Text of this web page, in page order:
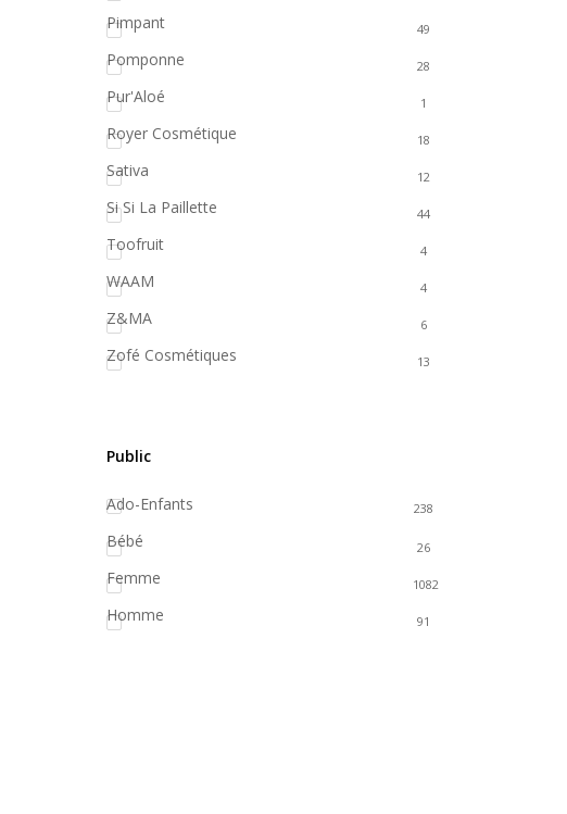
Pimpant 49
Pomponne 28
Pur'Aloé 1
Royer Cosmétique 18
Sativa 12
Si Si La Paillette 44
Toofruit 4
WAAM 4
Z&MA 6
Zofé Cosmétiques 13
Public
Ado-Enfants 238
Bébé 26
Femme 1082
Homme 91